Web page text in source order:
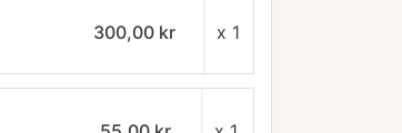
300,00 kr x 1